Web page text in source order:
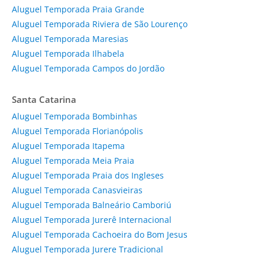
Aluguel Temporada Praia Grande
Aluguel Temporada Riviera de São Lourenço
Aluguel Temporada Maresias
Aluguel Temporada Ilhabela
Aluguel Temporada Campos do Jordão
Santa Catarina
Aluguel Temporada Bombinhas
Aluguel Temporada Florianópolis
Aluguel Temporada Itapema
Aluguel Temporada Meia Praia
Aluguel Temporada Praia dos Ingleses
Aluguel Temporada Canasvieiras
Aluguel Temporada Balneário Camboriú
Aluguel Temporada Jurerê Internacional
Aluguel Temporada Cachoeira do Bom Jesus
Aluguel Temporada Jurere Tradicional